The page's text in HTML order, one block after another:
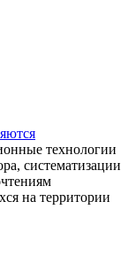
технологии
систематизации
на территории